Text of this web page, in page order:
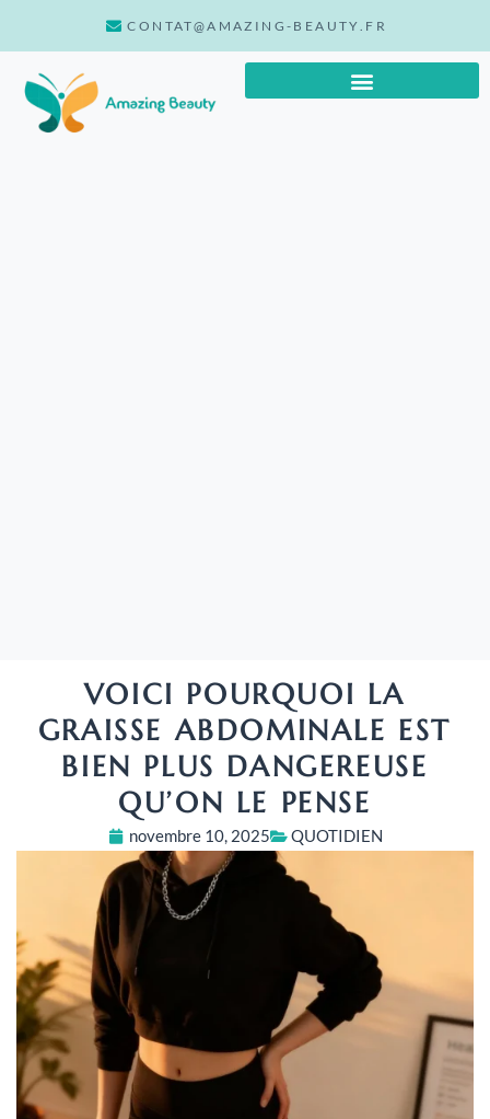
CONTAT@AMAZING-BEAUTY.FR
VOICI POURQUOI LA
GRAISSE ABDOMINALE EST
BIEN PLUS DANGEREUSE
QU’ON LE PENSE
novembre 10, 2025 QUOTIDIEN